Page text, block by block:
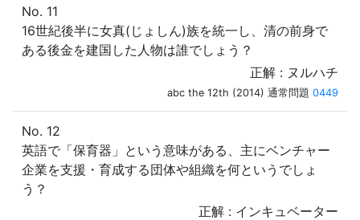
No. 11
16世紀後半に女真(じょしん)族を統一し、清の前身で
ある後金を建国した人物は誰でしょう？
正解 : ヌルハチ
abc the 12th (2014) 通常問題 0449
No. 12
英語で「保育器」という意味がある、主にベンチャー
企業を支援・育成する団体や組織を何というでしょ
う？
正解 : インキュベーター